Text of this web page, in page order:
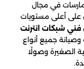
في مجال
على أعلى مستويات
فني شبكات انترنت
جميع أنواع
الصغيرة وصولًا